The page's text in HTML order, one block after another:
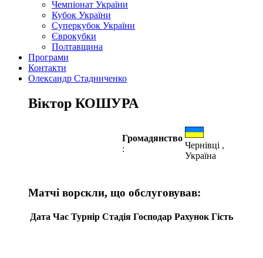
Чемпіонат України
Кубок України
Суперкубок України
Єврокубки
Полтавщина
Програми
Контакти
Олександр Стадниченко
Віктор КОШУРА
Громадянство
:
Чернівці ,
Україна
Матчі ворскли, що обслуговував:
Дата Час Турнір Стадія Господар Рахунок Гість